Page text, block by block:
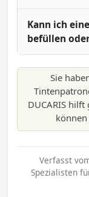
Kann ich
befüllen
Sie
DUCARIS
Verfasst
Spezialisten